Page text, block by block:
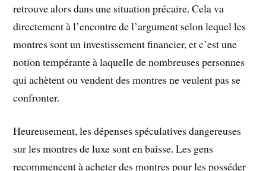
retrouve alors dans une situation précaire. Cela va
directement à l’encontre de l’argument selon lequel les
montres sont un investissement financier, et c’est une
notion tempérante à laquelle de nombreuses personnes
qui achètent ou vendent des montres ne veulent pas se
confronter.
Heureusement, les dépenses spéculatives dangereuses
sur les montres de luxe sont en baisse. Les gens
recommencent à acheter des montres pour les posséder